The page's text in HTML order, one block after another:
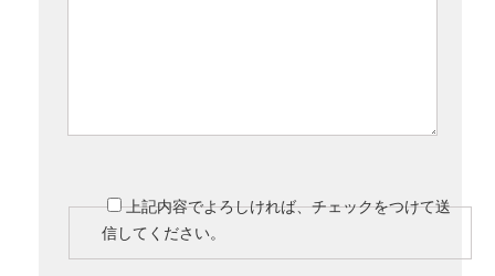
上記内容でよろしければ、チェックをつけて送
信してください。